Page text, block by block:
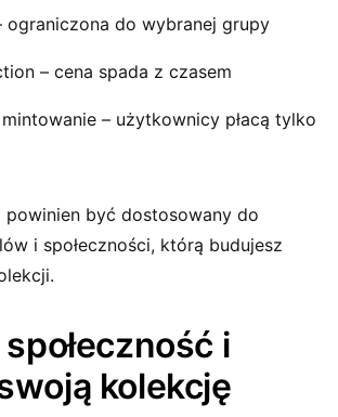
ograniczona do wybranej grupy
– cena spada z czasem
– użytkownicy płacą tylko
być dostosowany do
i społeczności, którą budujesz
społeczność i
kolekcję